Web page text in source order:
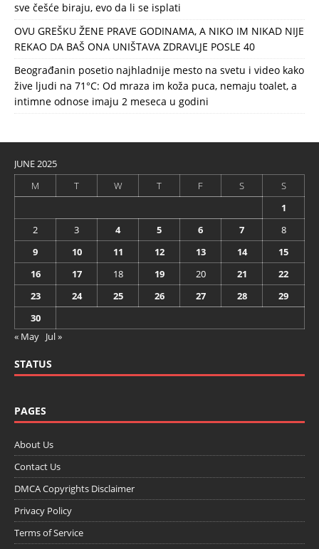
sve češće biraju, evo da li se isplati
OVU GREŠKU ŽENE PRAVE GODINAMA, A NIKO IM NIKAD NIJE
REKAO DA BAŠ ONA UNIŠTAVA ZDRAVLJE POSLE 40
Beograđanin posetio najhladnije mesto na svetu i video kako
žive ljudi na 71°C: Od mraza im koža puca, nemaju toalet, a
intimne odnose imaju 2 meseca u godini
JUNE 2025
M
T W T F S
S
1
2
3 4 5 6 7
8
9
10 11 12 13 14
15
16
17 18 19 20 21
22
23
24 25 26 27 28
29
30
« May Jul »
STATUS
PAGES
About Us
Contact Us
DMCA Copyrights Disclaimer
Privacy Policy
Terms of Service